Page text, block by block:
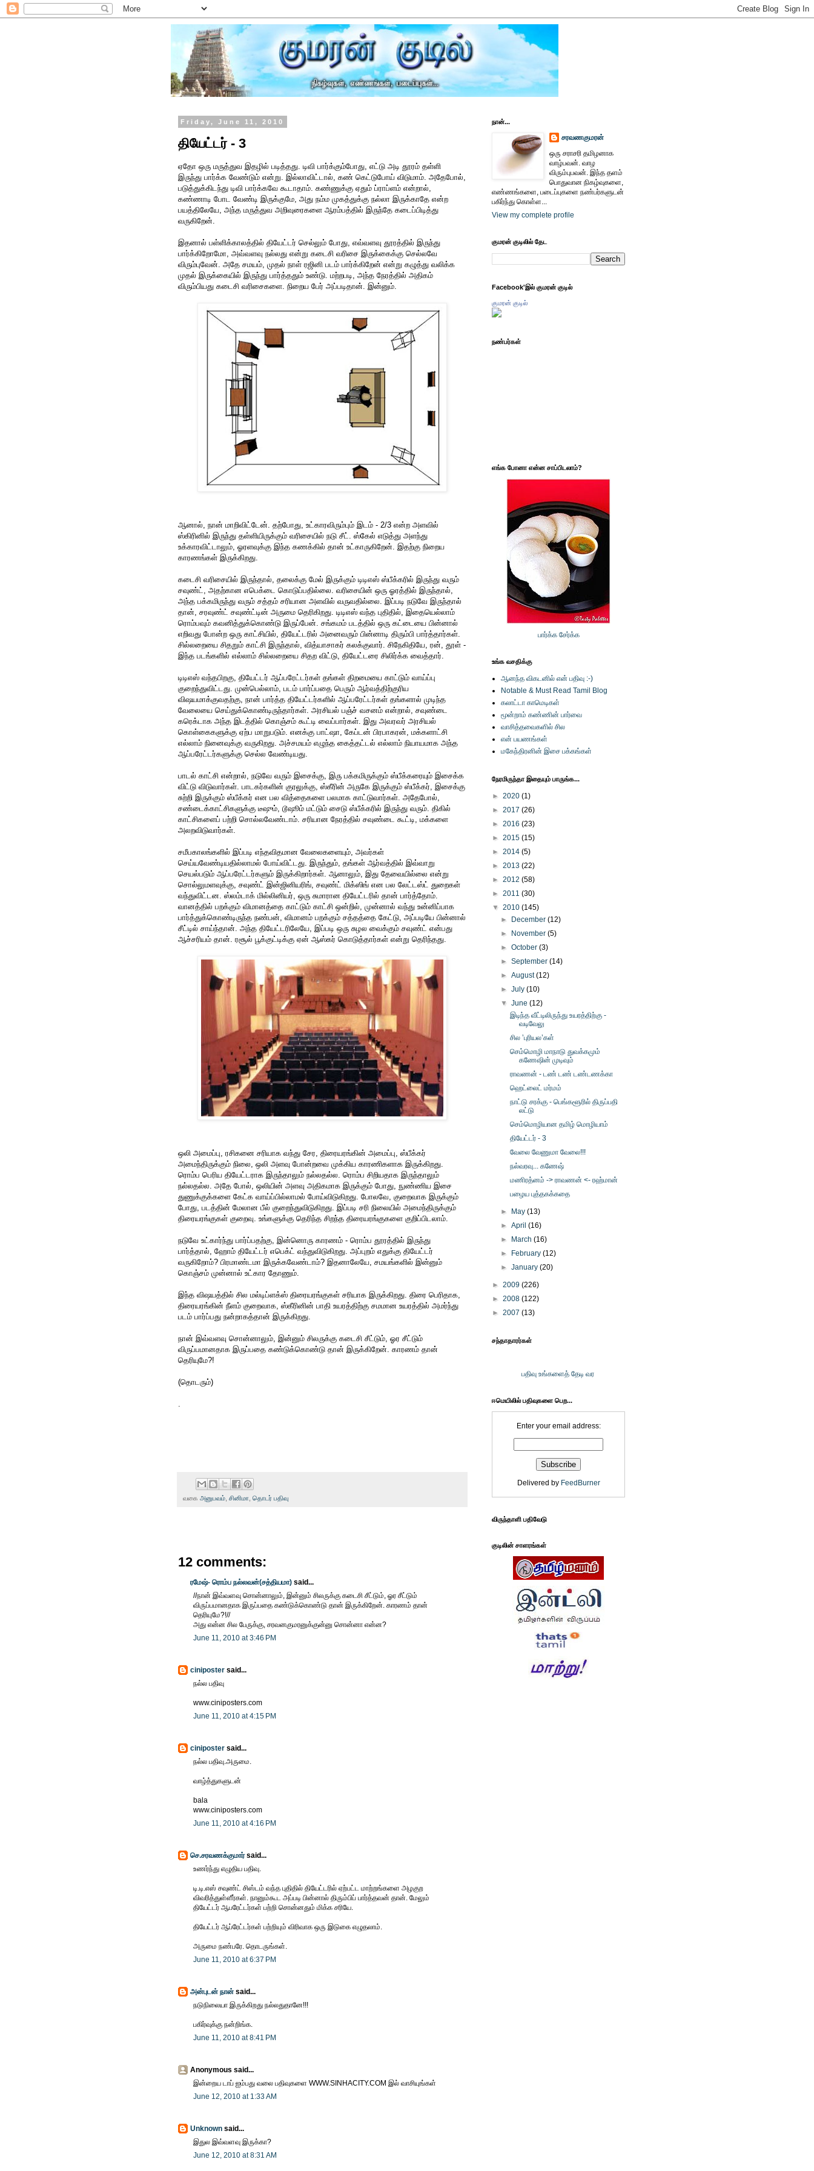
Friday, June 11, 2010
தியேட்டர் - 3
ஏதோ ஒரு மருத்துவ இதழில் படித்தது. டிவி பார்க்கும்போது, எட்டு அடி தூரம் தள்ளி
இருந்து பார்க்க வேண்டும் என்று. இல்லாவிட்டால், கண் கெட்டுபோய் விடுமாம். அதேபோல்,
படுத்துக்கிடந்து டிவி பார்க்கவே கூடாதாம். கண்ணுக்கு ஏதும் ப்ராப்ளம் என்றால்,
கண்ணாடி போட வேண்டி இருக்குமே, அது நம்ம முகத்துக்கு நல்லா இருக்காதே என்ற
பயத்திலேயே, அந்த மருத்துவ அறிவுரைகளை ஆரம்பத்தில் இருந்தே கடைப்பிடித்து
வருகிறேன்.
இதனால் பள்ளிக்காலத்தில் தியேட்டர் செல்லும் போது, எவ்வளவு தூரத்தில் இருந்து
பார்க்கிறோமோ, அவ்வளவு நல்லது என்று கடைசி வரிசை இருக்கைக்கு செல்லவே
விரும்புவேன். அதே சமயம், முதல் நாள் ரஜினி படம் பார்க்கிறேன் என்று கழுத்து வலிக்க
முதல் இருக்கையில் இருந்து பார்த்ததும் உண்டு. மற்றபடி, அந்த நேரத்தில் அதிகம்
விரும்பியது கடைசி வரிசைகளை. நிறைய பேர் அப்படிதான். இன்னும்.
ஆனால், நான் மாறிவிட்டேன். தற்போது, உட்காரவிரும்பும் இடம் - 2/3 என்ற அளவில்
ஸ்கிரினில் இருந்து தள்ளியிருக்கும் வரிசையில் நடு சீட். ஸ்கேல் எடுத்து அளந்து
உக்காரவிட்டாலும், ஓரளவுக்கு இந்த கணக்கில் தான் உட்காருகிறேன். இதற்கு நிறைய
காரணங்கள் இருக்கிறது.
கடைசி வரிசையில் இருந்தால், தலைக்கு மேல் இருக்கும் டிடிஎஸ் ஸ்பீக்கரில் இருந்து வரும்
சவுண்ட், அதற்கான எபெக்டை கொடுப்பதில்லை. வரிசையின் ஒரு ஓரத்தில் இருந்தால்,
அந்த பக்கமிருந்து வரும் சத்தம் சரியான அளவில் வருவதில்லை. இப்படி நடுவே இருந்தால்
தான், சரவுண்ட் சவுண்ட்டின் அருமை தெரிகிறது. டிடிஎஸ் வந்த புதிதில், இதையெல்லாம்
ரொம்பவும் கவனித்துக்கொண்டு இருப்பேன். சங்கமம் படத்தில் ஒரு கட்டையை பின்னால்
எறிவது போன்ற ஒரு காட்சியில், தியேட்டரில் அனைவரும் பின்னாடி திரும்பி பார்த்தார்கள்.
சில்லறையை சிதறும் காட்சி இருந்தால், வித்யாசாகர் கலக்குவார். சிநேகிதியே, ரன், தூள் -
இந்த படங்களில் எல்லாம் சில்லறையை சிதற விட்டு, தியேட்டரை சிலிர்க்க வைத்தார்.
டிடிஎஸ் வந்தபிறகு, தியேட்டர் ஆப்பரேட்டர்கள் தங்கள் திறமையை காட்டும் வாய்ப்பு
குறைந்துவிட்டது. முன்பெல்லாம், படம் பார்ப்பதை பெரும் ஆர்வத்திற்குரிய
விஷயமாக்குவதற்கு, நான் பார்த்த தியேட்டர்களில் ஆப்பரேட்டர்கள் தங்களால் முடிந்த
வேலையை செய்துக்கொண்டிருந்தார்கள். அரசியல் பஞ்ச் வசனம் என்றால், சவுண்டை
கரெக்டாக அந்த இடத்தில் கொஞ்சம் கூட்டி வைப்பார்கள். இது அவரவர் அரசியல்
கொள்கைகளுக்கு ஏற்ப மாறுபடும். எனக்கு பாட்ஷா, கேப்டன் பிரபாகரன், மக்களாட்சி
எல்லாம் நினைவுக்கு வருகிறது. அச்சமயம் எழுந்த கைத்தட்டல் எல்லாம் நியாயமாக அந்த
ஆப்பரேட்டர்களுக்கு செல்ல வேண்டியது.
பாடல் காட்சி என்றால், நடுவே வரும் இசைக்கு, இரு பக்கமிருக்கும் ஸ்பீக்கரையும் இசைக்க
விட்டு விடுவார்கள். பாடகர்களின் குரலுக்கு, ஸ்கீரின் அருகே இருக்கும் ஸ்பீக்கர், இசைக்கு
சுற்றி இருக்கும் ஸ்பீக்கர் என பல வித்தைகளை பலமாக காட்டுவார்கள். அதேபோல்,
சண்டைக்காட்சிகளுக்கு டீஷும், டூஷூம் மட்டும் சைடு ஸ்பீக்கரில் இருந்து வரும். திகில்
காட்சிகளைப் பற்றி சொல்லவேண்டாம். சரியான நேரத்தில் சவுண்டை கூட்டி, மக்களை
அலறவிடுவார்கள்.
சமீபகாலங்களில் இப்படி எந்தவிதமான வேலைகளையும், அவர்கள்
செய்யவேண்டியதில்லாமல் போய்விட்டது. இருந்தும், தங்கள் ஆர்வத்தில் இவ்வாறு
செயல்படும் ஆப்பரேட்டர்களும் இருக்கிறார்கள். ஆனாலும், இது தேவையில்லை என்று
சொல்லுமளவுக்கு, சவுண்ட் இன்ஜினியரிங், சவுண்ட் மிக்ஸிங் என பல லேட்டஸ்ட் துறைகள்
வந்துவிட்டன. ஸ்லம்டாக் மில்லினியர், ஒரு சுமாரான தியேட்டரில் தான் பார்த்தோம்.
வானத்தில் பறக்கும் விமானத்தை காட்டும் காட்சி ஒன்றில், முன்னால் வந்து உன்னிப்பாக
பார்த்துக்கொண்டிருந்த நண்பன், விமானம் பறக்கும் சத்தத்தை கேட்டு, அப்படியே பின்னால்
சீட்டில் சாய்ந்தான். அந்த தியேட்டரிலேயே, இப்படி ஒரு சுழல வைக்கும் சவுண்ட் என்பது
ஆச்சரியம் தான். ரசூல் பூக்குட்டிக்கு ஏன் ஆஸ்கர் கொடுத்தார்கள் என்று தெரிந்தது.
ஒலி அமைப்பு, ரசிகனை சரியாக வந்து சேர, திரையரங்கின் அமைப்பு, ஸ்பீக்கர்
அமைந்திருக்கும் நிலை, ஒலி அளவு போன்றவை முக்கிய காரணிகளாக இருக்கிறது.
ரொம்ப பெரிய தியேட்டராக இருந்தாலும் நல்லதல்ல. ரொம்ப சிறியதாக இருந்தாலும்
நல்லதல்ல. அதே போல், ஒலியின் அளவு அதிகமாக இருக்கும் போது, நுண்ணிய இசை
துணுக்குக்களை கேட்க வாய்ப்பில்லாமல் போய்விடுகிறது. போலவே, குறைவாக இருக்கும்
போது, படத்தின் மேலான பீல் குறைந்துவிடுகிறது. இப்படி சரி நிலையில் அமைந்திருக்கும்
திரையரங்குகள் குறைவு. உங்களுக்கு தெரிந்த சிறந்த திரையரங்குகளை குறிப்பிடலாம்.
நடுவே உட்கார்ந்து பார்ப்பதற்கு, இன்னொரு காரணம் - ரொம்ப தூரத்தில் இருந்து
பார்த்தால், ஹோம் தியேட்டர் எபெக்ட் வந்துவிடுகிறது. அப்புறம் எதுக்கு தியேட்டர்
வருகிறோம்? பிரமாண்டமா இருக்கவேண்டாம்? இதனாலேயே, சமயங்களில் இன்னும்
கொஞ்சம் முன்னால் உட்கார தோணும்.
இந்த விஷயத்தில் சில மல்டிப்ளக்ஸ் திரையரங்குகள் சரியாக இருக்கிறது. திரை பெரிதாக,
திரையரங்கின் நீளம் குறைவாக, ஸ்கீரினின் பாதி உயரத்திற்கு சமமான உயரத்தில் அமர்ந்து
படம் பார்ப்பது நன்றாகத்தான் இருக்கிறது.
நான் இவ்வளவு சொன்னாலும், இன்னும் சிலருக்கு கடைசி சீட்டும், ஓர சீட்டும்
விருப்பமானதாக இருப்பதை கண்டுக்கொண்டு தான் இருக்கிறேன். காரணம் தான்
தெரியுமே?!
(தொடரும்)
வகை அனுபவம் சினிமா தொடர் பதிவு
12 comments:
ரமேஷ்- ரொம்ப நல்லவன்(சத்தியமா) said...
//நான் இவ்வளவு சொன்னாலும், இன்னும் சிலருக்கு கடைசி சீட்டும், ஓர சீட்டும்
விருப்பமானதாக இருப்பதை கண்டுக்கொண்டு தான் இருக்கிறேன். காரணம் தான்
தெரியுமே?!//
அது என்ன சில பேருக்கு, சரவனகுமரனுக்குன்னு சொன்னா என்ன?
June 11, 2010 at 3:46 PM
ciniposter said...
நல்ல பதிவு
www.ciniposters.com
June 11, 2010 at 4:15 PM
ciniposter said...
நல்ல பதிவு.அருமை.
வாழ்த்துகளுடன்
bala
www.ciniposters.com
June 11, 2010 at 4:16 PM
செ.சரவணக்குமார்said...
உணர்ந்து எழுதிய பதிவு.
டி.டி.எஸ் சவுண்ட் சிஸ்டம் வந்த புதிதில் தியேட்டரில் ஏற்பட்ட மாற்றங்களை அழகுற
விவரித்துள்ளீர்கள். நானும்கூட அப்படி பின்னால் திரும்பிப் பார்த்தவன் தான். மேலும்
தியேட்டர் ஆபரேட்டர்கள் பற்றி சொன்னதும் மிக்க சரியே.
தியேட்டர் ஆப்ரேட்டர்கள் பற்றியும் விரிவாக ஒரு இடுகை எழுதலாம்.
அருமை நண்பரே. தொடருங்கள்.
June 11, 2010 at 6:37 PM
அன்புடன் நான் said...
நடுநிலையா இருக்கிறது நல்லதுதானே!!!
பகிர்வுக்கு நன்றிங்க.
June 11, 2010 at 8:41 PM
Anonymous said...
இன்றைய டாப் ஐம்பது வலை பதிவுகளை WWW.SINHACITY.COM இல் வாசியுங்கள்
June 12, 2010 at 1:33 AM
Unknown said...
இதுல இவ்வளவு இருக்கா?
June 12, 2010 at 8:31 AM
நான்...
சரவணகுமரன்
ஒரு சராசரி தமிழனாக
வாழ்பவன். வாழ
விரும்புபவன். இந்த தளம்
பொதுவான நிகழ்வுகளை,
எண்ணங்களை, படைப்புகளை நண்பர்களுடன்
பகிர்ந்து கொள்ள...
View my complete profile
குமரன் குடிலில் தேட
Facebook'இல் குமரன் குடில்
குமரன் குடில்
நண்பர்கள்
எங்க போனா என்ன சாப்பிடலாம்?
பார்க்க சேர்க்க
உங்க வசதிக்கு
ஆனந்த விகடனில் என் பதிவு :-)
Notable & Must Read Tamil Blog
கலாட்டா காமெடிகள்
மூன்றாம் கண்ணின் பார்வை
வாசித்தவைகளில் சில
என் பயணங்கள்
மகேந்திரனின் இசை பக்கங்கள்
நேரமிருந்தா இதையும் பாருங்க...
► 2020 (1)
► 2017 (26)
► 2016 (23)
► 2015 (15)
► 2014 (5)
► 2013 (22)
► 2012 (58)
► 2011 (30)
▼ 2010 (145)
►
December(12)
►
November(5)
►October(3)
►September(14)
►August(12)
►July(10)
▼June(12)
இடிந்த வீட்டிலிருந்து உயரத்திற்கு -
வடிவேலு
சில ’புரியல’கள்
செம்மொழி மாநாடு துவக்கமும்
கணேஷின் முடிவும்
ராவணன் - டண் டண் டண்டணக்கா
ஹெட்லைட் மர்மம்
நாட்டு சரக்கு - பெங்களூரில் திருப்பதி
லட்டு
செம்மொழியான தமிழ் மொழியாம்
தியேட்டர் - 3
வேலை வேணுமா வேலை!!!
நல்வரவு... கணேஷ்
மணிரத்னம் -> ராவணன் <- ரஹ்மான்
பழைய புத்தகக்கதை
► May(13)
►April(16)
►
March(16)
►
February(12)
►January(20)
► 2009 (226)
► 2008 (122)
► 2007 (13)
சந்தாதாரர்கள்
பதிவு உங்களைத் தேடி வர
ஈமெயிலில் பதிவுகளை பெற...
Enter your email address:
Delivered by FeedBurner
விருந்தாளி பதிவேடு
குடிலின் சாளரங்கள்